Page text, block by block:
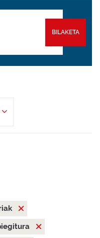
BILAKETA